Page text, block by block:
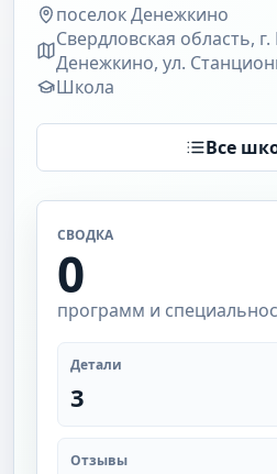
поселок Денежкино
Свердловская область,
Денежкино, ул.
Школа
Все
СВОДКА
0
программ и
Детали
3
Отзывы